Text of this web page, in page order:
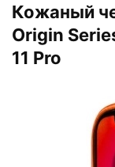
Кожаный
Origin
11 Pro